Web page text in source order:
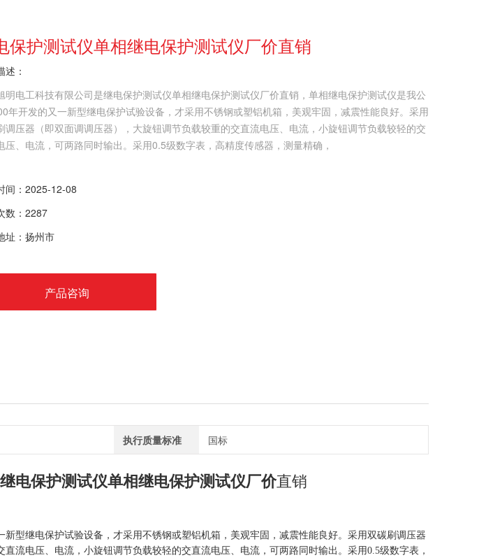
保护测试仪单相继电保护测试仪厂价直销
述：
明电工科技有限公司是继电保护测试仪单相继电保护测试仪厂价直销，单相继电保护测试仪是我公
年开发的又一新型继电保护试验设备，才采用不锈钢或塑铝机箱，美观牢固，减震性能良好。采用
调压器（即双面调调压器），大旋钮调节负载较重的交直流电压、电流，小旋钮调节负载较轻的交
压、电流，可两路同时输出。采用0.5级数字表，高精度传感器，测量精确，
间：2025-12-08
数：2287
址：扬州市
产品咨询
执行质量标准 国标
继电保护测试仪单相继电保护测试仪厂价直销
新型继电保护试验设备，才采用不锈钢或塑铝机箱，美观牢固，减震性能良好。采用双碳刷调压器
直流电压、电流，小旋钮调节负载较轻的交直流电压、电流，可两路同时输出。采用0.5级数字表，